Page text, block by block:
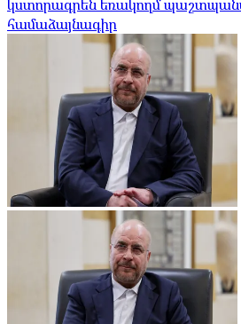
կստորագրեն եռակողմ
համաձայնագիր